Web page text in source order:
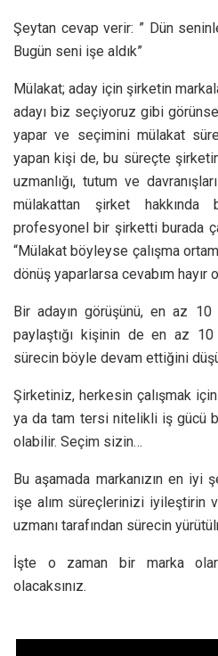
Şeytan cevap verir: ” Dün
Bugün seni işe aldık”
Mülakat; aday için şirketin
adayı biz seçiyoruz gibi
yapar ve seçimini mülakat
yapan kişi de, bu süreçte
uzmanlığı, tutum ve
mülakattan şirket hakkında
profesyonel bir şirketti burada
“Mülakat böyleyse çalışma
dönüş yaparlarsa cevabım hayır
Bir adayın görüşünü, en az 10
paylaştığı kişinin de en az 10
sürecin böyle devam ettiğini
Şirketiniz, herkesin çalışmak
ya da tam tersi nitelikli iş gücü
olabilir. Seçim sizin…
Bu aşamada markanızın en
işe alım süreçlerinizi iyileştirin
uzmanı tarafından sürecin
İşte o zaman bir marka
olacaksınız.